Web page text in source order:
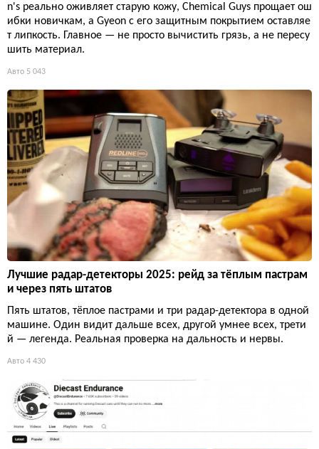
n's реально оживляет старую кожу, Chemical Guys прощает ош
ибки новичкам, а Gyeon с его защитным покрытием оставляе
т липкость. Главное — не просто вычистить грязь, а не пересу
шить материал.
Авто 5 043
Лучшие радар-детекторы 2025: рейд за тёплым пастрам
и через пять штатов
Пять штатов, тёплое пастрами и три радар-детектора в одной
машине. Один видит дальше всех, другой умнее всех, трети
й — легенда. Реальная проверка на дальность и нервы.
Авто 4 430